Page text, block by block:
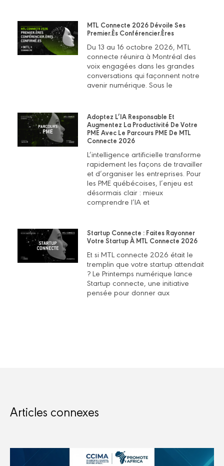
MTL Connecte 2026 Dévoile Ses
Premier.ès Conférencier.ères
Du 13 au 16 octobre 2026, MTL
connecte réunira à Montréal des
voix engagées dans les grandes
conversations qui façonnent notre
avenir numérique. Sous le
Adoptez L’IA Responsable Et
Augmentez La Productivité De Votre
PME Avec Le Parcours PME De MTL
Connecte 2026
L’intelligence artificielle transforme
rapidement les façons de travailler
et d’organiser les entreprises. Pour
les PME québécoises, l’enjeu est
désormais clair : mieux
comprendre l’IA et
Startup Connecte : Faites Rayonner
Votre Startup À MTL Connecte 2026
Et si MTL connecte 2026 était le
tremplin que votre startup attendait
? Le Printemps numérique lance
Startup connecte, une initiative
pensée pour donner aux
Articles connexes